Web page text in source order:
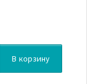
В корзину